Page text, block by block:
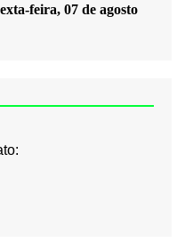
feira, 07 de agosto